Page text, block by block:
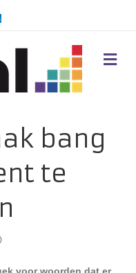
M
E
bang
te